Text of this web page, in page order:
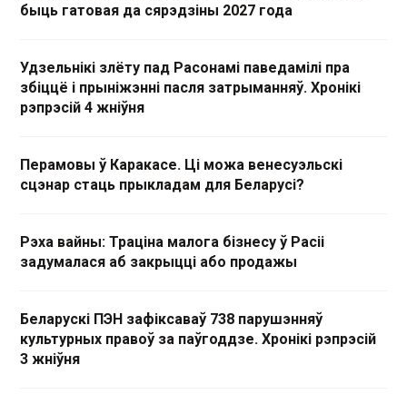
быць гатовая да сярэдзіны 2027 года
Удзельнікі злёту пад Расонамі паведамілі пра
збіццё і прыніжэнні пасля затрыманняў. Хронікі
рэпрэсій 4 жніўня
Перамовы ў Каракасе. Ці можа венесуэльскі
сцэнар стаць прыкладам для Беларусі?
Рэха вайны: Траціна малога бізнесу ў Расіі
задумалася аб закрыцці або продажы
Беларускі ПЭН зафіксаваў 738 парушэнняў
культурных правоў за паўгоддзе. Хронікі рэпрэсій
3 жніўня